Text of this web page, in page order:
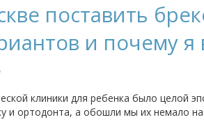
поставить
и почему я
клиники для ребенка было целой
и ортодонта, а обошли мы их немало